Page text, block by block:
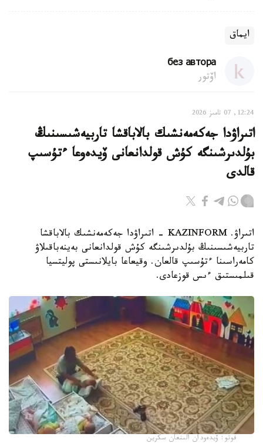
ايماق
без автора
اۆتور
12:24, 07 تامىز 2026
اتىراۋدا جەكەمەنشىك بالاباقشا تاربيەشىسىنىڭ
بۇلدىرشىنگە كۇش قولدانعانى ۆيدەوعا ءتۇسىپ
قالدى
اتىراۋ. KAZINFORM - اتىراۋدا جەكەمەنشىك بالاباقشا
تاربيەشىسىنىڭ بۇلدىرشىنگە كۇش قولدانعانى بەينەباقىلاۋ
كامەراسىنا ءتۇسىپ قالعان. وقيعاعا بايلانىستى پوليتسيا
قىلمىستىق ءىس قوزعادى.
فوتو: ۆيدەودان الىنعان سكرين